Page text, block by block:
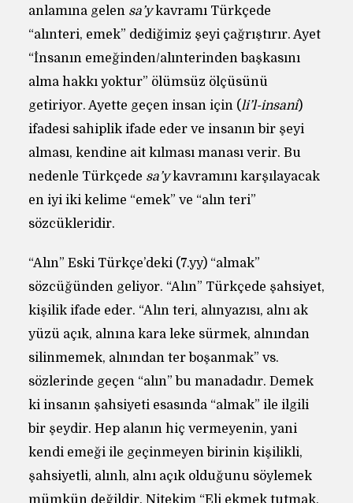
anlamına gelen sa’ykavramı Türkçede
“alınteri, emek” dediğimiz şeyi çağrıştırır. Ayet
“İnsanın emeğinden/alınterinden başkasını
alma hakkı yoktur” ölümsüz ölçüsünü
getiriyor. Ayette geçen insan için (li’l-insani)
ifadesi sahiplik ifade eder ve insanın bir şeyi
alması, kendine ait kılması manası verir. Bu
nedenle Türkçede sa’ykavramını karşılayacak
en iyi iki kelime “emek” ve “alın teri”
sözcükleridir.
“Alın” Eski Türkçe’deki (7.yy) “almak”
sözcüğünden geliyor. “Alın” Türkçede şahsiyet,
kişilik ifade eder. “Alın teri, alınyazısı, alnı ak
yüzü açık, alnına kara leke sürmek, alnından
silinmemek, alnından ter boşanmak” vs.
sözlerinde geçen “alın” bu manadadır. Demek
ki insanın şahsiyeti esasında “almak” ile ilgili
bir şeydir. Hep alanın hiç vermeyenin, yani
kendi emeği ile geçinmeyen birinin kişilikli,
şahsiyetli, alınlı, alnı açık olduğunu söylemek
mümkün değildir. Nitekim “Eli ekmek tutmak,